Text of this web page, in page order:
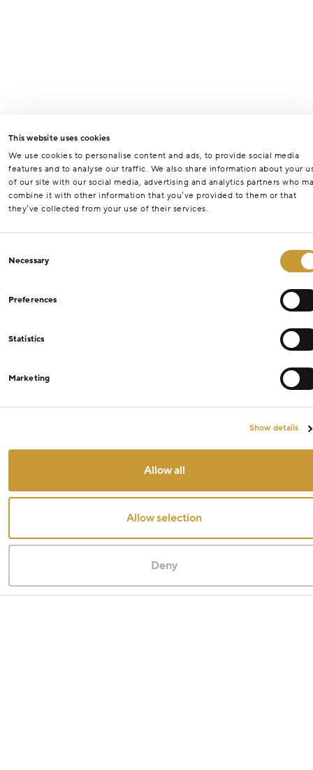
This website uses cookies
We use cookies to personalise content and ads, to provide social media
features and to analyse our traffic. We also share information about your
of our site with our social media, advertising and analytics partners who
combine it with other information that you’ve provided to them or that
they’ve collected from your use of their services.
Selection
Necessary
Preferences
Statistics
Marketing
Show details
Allow all
Allow selection
Deny